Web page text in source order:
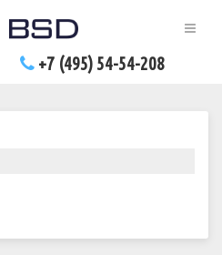
+7 (495) 54-54-208